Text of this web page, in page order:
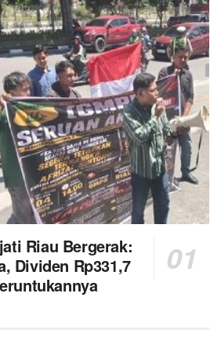
Riau Bergerak:
Dividen Rp331,7